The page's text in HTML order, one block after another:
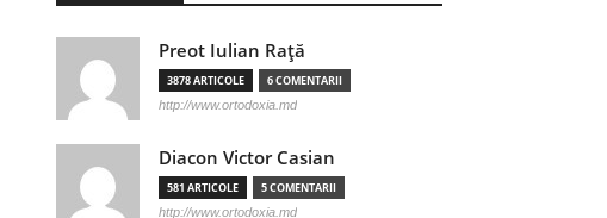
Preot Iulian Raţă
3878 ARTICOLE 6 COMENTARII
http://www.ortodoxia.md
Diacon Victor Casian
581 ARTICOLE 5 COMENTARII
http://www.ortodoxia.md